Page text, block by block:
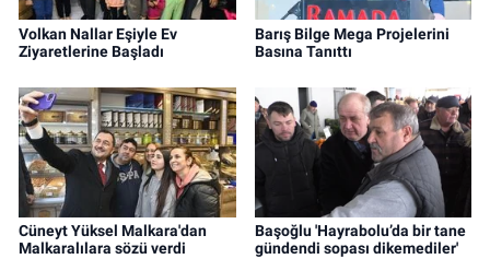
Volkan Nallar Eşiyle Ev
Ziyaretlerine Başladı
Barış Bilge Mega Projelerini
Basına Tanıttı
Cüneyt Yüksel Malkara'dan
Malkaralılara sözü verdi
Başoğlu 'Hayrabolu’da bir tane
gündendi sopası dikemediler'